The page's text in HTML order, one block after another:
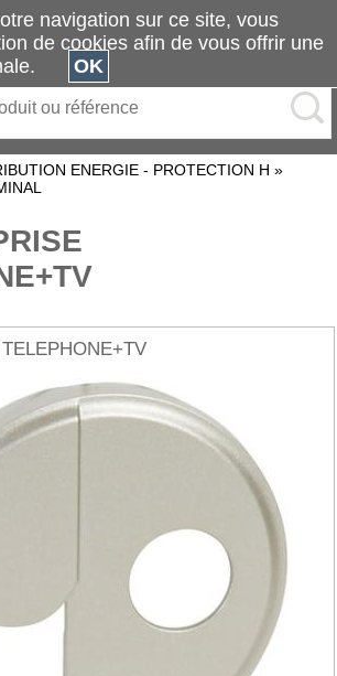
ENERGIE - PROTECTION H »
navigation sur ce site, vous
de cookies afin de vous offrir une
OK